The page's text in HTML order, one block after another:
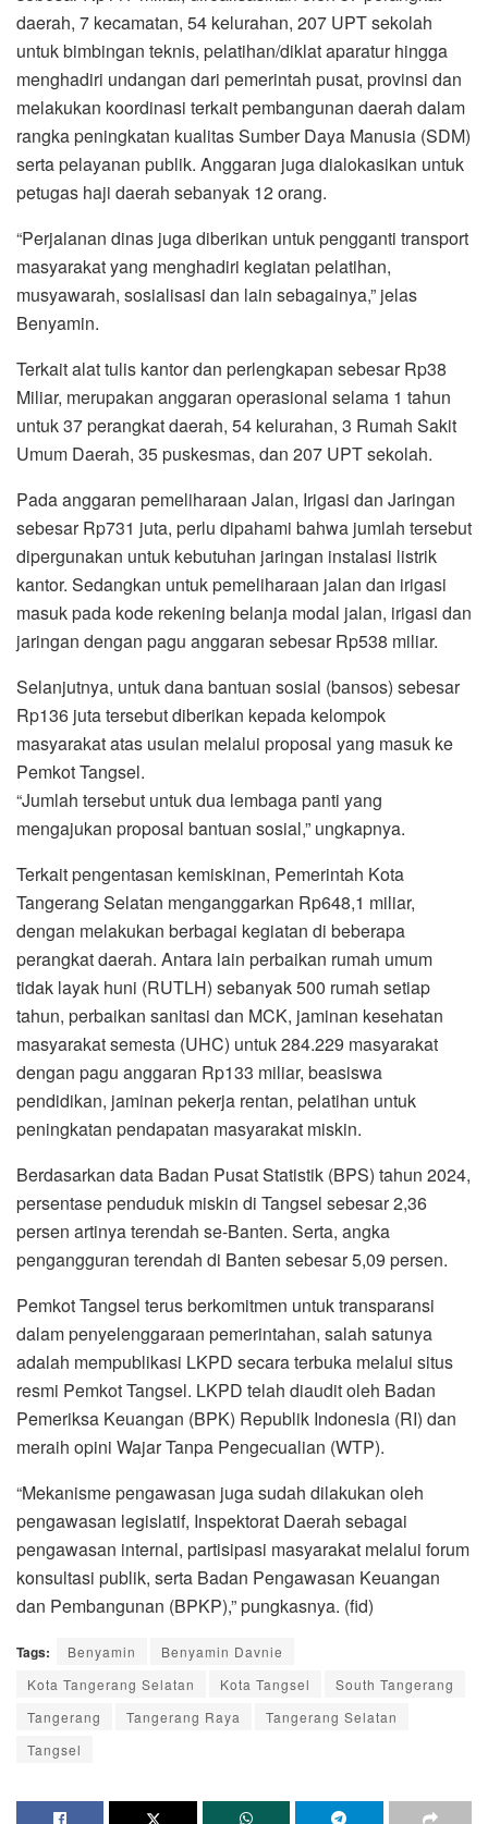
daerah, 7 kecamatan, 54 kelurahan, 207 UPT sekolah
untuk bimbingan teknis, pelatihan/diklat aparatur hingga
menghadiri undangan dari pemerintah pusat, provinsi dan
melakukan koordinasi terkait pembangunan daerah dalam
rangka peningkatan kualitas Sumber Daya Manusia (SDM)
serta pelayanan publik. Anggaran juga dialokasikan untuk
petugas haji daerah sebanyak 12 orang.
“Perjalanan dinas juga diberikan untuk pengganti transport
masyarakat yang menghadiri kegiatan pelatihan,
musyawarah, sosialisasi dan lain sebagainya,” jelas
Benyamin.
Terkait alat tulis kantor dan perlengkapan sebesar Rp38
Miliar, merupakan anggaran operasional selama 1 tahun
untuk 37 perangkat daerah, 54 kelurahan, 3 Rumah Sakit
Umum Daerah, 35 puskesmas, dan 207 UPT sekolah.
Pada anggaran pemeliharaan Jalan, Irigasi dan Jaringan
sebesar Rp731 juta, perlu dipahami bahwa jumlah tersebut
dipergunakan untuk kebutuhan jaringan instalasi listrik
kantor. Sedangkan untuk pemeliharaan jalan dan irigasi
masuk pada kode rekening belanja modal jalan, irigasi dan
jaringan dengan pagu anggaran sebesar Rp538 miliar.
Selanjutnya, untuk dana bantuan sosial (bansos) sebesar
Rp136 juta tersebut diberikan kepada kelompok
masyarakat atas usulan melalui proposal yang masuk ke
Pemkot Tangsel.
“Jumlah tersebut untuk dua lembaga panti yang
mengajukan proposal bantuan sosial,” ungkapnya.
Terkait pengentasan kemiskinan, Pemerintah Kota
Tangerang Selatan menganggarkan Rp648,1 miliar,
dengan melakukan berbagai kegiatan di beberapa
perangkat daerah. Antara lain perbaikan rumah umum
tidak layak huni (RUTLH) sebanyak 500 rumah setiap
tahun, perbaikan sanitasi dan MCK, jaminan kesehatan
masyarakat semesta (UHC) untuk 284.229 masyarakat
dengan pagu anggaran Rp133 miliar, beasiswa
pendidikan, jaminan pekerja rentan, pelatihan untuk
peningkatan pendapatan masyarakat miskin.
Berdasarkan data Badan Pusat Statistik (BPS) tahun 2024,
persentase penduduk miskin di Tangsel sebesar 2,36
persen artinya terendah se-Banten. Serta, angka
pengangguran terendah di Banten sebesar 5,09 persen.
Pemkot Tangsel terus berkomitmen untuk transparansi
dalam penyelenggaraan pemerintahan, salah satunya
adalah mempublikasi LKPD secara terbuka melalui situs
resmi Pemkot Tangsel. LKPD telah diaudit oleh Badan
Pemeriksa Keuangan (BPK) Republik Indonesia (RI) dan
meraih opini Wajar Tanpa Pengecualian (WTP).
“Mekanisme pengawasan juga sudah dilakukan oleh
pengawasan legislatif, Inspektorat Daerah sebagai
pengawasan internal, partisipasi masyarakat melalui forum
konsultasi publik, serta Badan Pengawasan Keuangan
dan Pembangunan (BPKP),” pungkasnya. (fid)
Tags: Benyamin
Benyamin Davnie
Kota Tangerang Selatan
Kota Tangsel
South Tangerang
Tangerang
Tangerang Raya
Tangerang Selatan
Tangsel